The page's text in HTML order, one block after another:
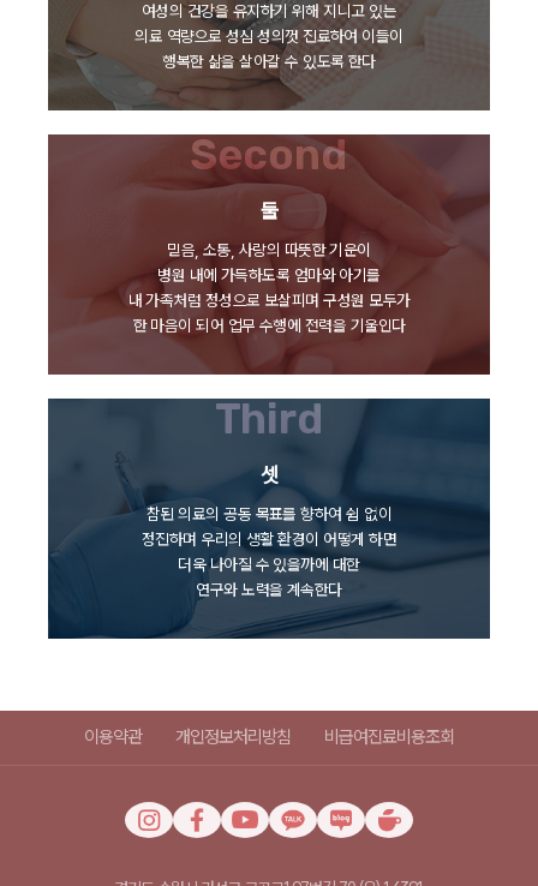
여성의 건강을 유지하기 위해 지니고 있는
의료 역량으로 성심 성의껏 진료하여 이들이
행복한 삶을 살아갈 수 있도록 한다
Second
둘
믿음, 소통, 사랑의 따뜻한 기운이
병원 내에 가득하도록 엄마와 아기를
내 가족처럼 정성으로 보살피며 구성원 모두가
한 마음이 되어 업무 수행에 전력을 기울인다
Third
셋
참된 의료의 공동 목표를 향하여 쉼 없이
정진하며 우리의 생활 환경이 어떻게 하면
더욱 나아질 수 있을까에 대한
연구와 노력을 계속한다
이용약관 개인정보처리방침 비급여진료비용조회